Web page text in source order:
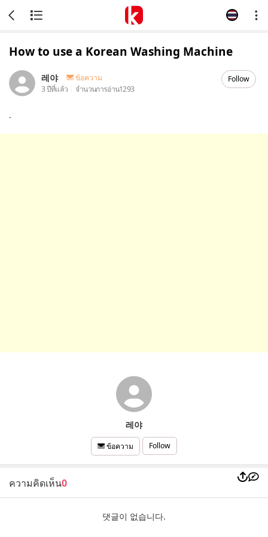
How to use a Korean Washing Machine
레야
ข้อความ
3 ปีที่แล้ว
จำนวนการอ่าน1293
Follow
.
레야
ข้อความ Follow
ความคิดเห็น0
댓글이 없습니다.